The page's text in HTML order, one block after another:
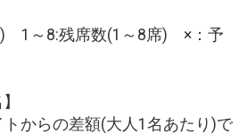
) 1～8:残席数(1～8席) ×：予
からの差額(大人1名あたり)で